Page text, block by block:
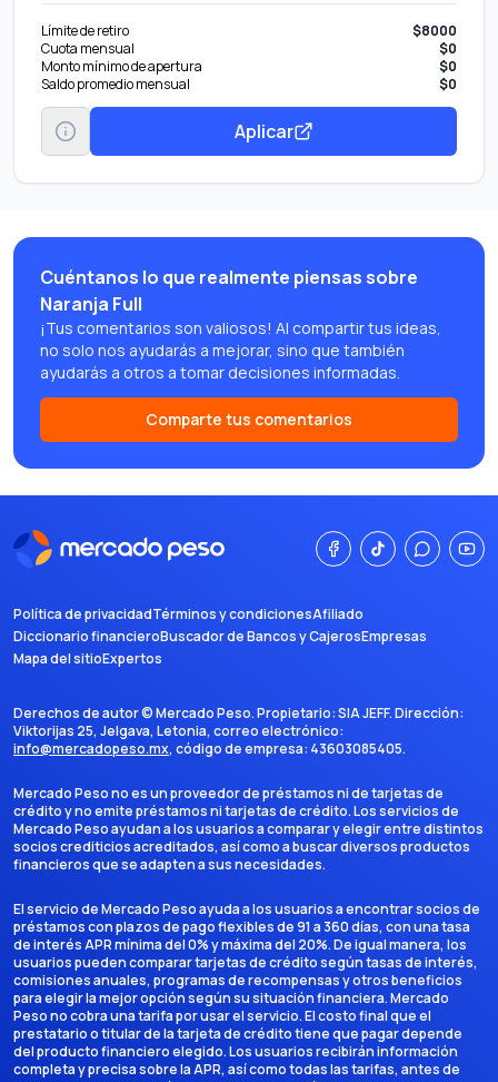
Límite de retiro
$8000
Cuota mensual
$0
Monto mínimo de apertura
$0
Saldo promedio mensual
$0
Aplicar
Cuéntanos lo que realmente piensas sobre
Naranja Full
¡Tus comentarios son valiosos! Al compartir tus ideas,
no solo nos ayudarás a mejorar, sino que también
ayudarás a otros a tomar decisiones informadas.
Comparte tus comentarios
Política de privacidadTérminos y condicionesAfiliado
Diccionario financieroBuscador de Bancos y CajerosEmpresas
Mapa del sitioExpertos
Derechos de autor ©Mercado Peso. Propietario:SIA JEFF. Dirección:
Viktorijas 25, Jelgava, Letonia, correo electrónico:
info@mercadopeso.mx, código de empresa: 43603085405.
Mercado Peso no es un proveedor de préstamos ni de tarjetas de
crédito y no emite préstamos ni tarjetas de crédito. Los servicios de
Mercado Peso ayudan a los usuarios a comparar y elegir entre distintos
socios crediticios acreditados, así como a buscar diversos productos
financieros que se adapten a sus necesidades.
El servicio de Mercado Peso ayuda a los usuarios a encontrar socios de
préstamos con plazos de pago flexibles de 91 a 360 días, con una tasa
de interés APR mínima del 0% y máxima del 20%. De igual manera, los
usuarios pueden comparar tarjetas de crédito según tasas de interés,
comisiones anuales, programas de recompensas y otros beneficios
para elegir la mejor opción según su situación financiera. Mercado
Peso no cobra una tarifa por usar el servicio. El costo final que el
prestatario o titular de la tarjeta de crédito tiene que pagar depende
del producto financiero elegido. Los usuarios recibirán información
completa y precisa sobre la APR, así como todas las tarifas, antes de